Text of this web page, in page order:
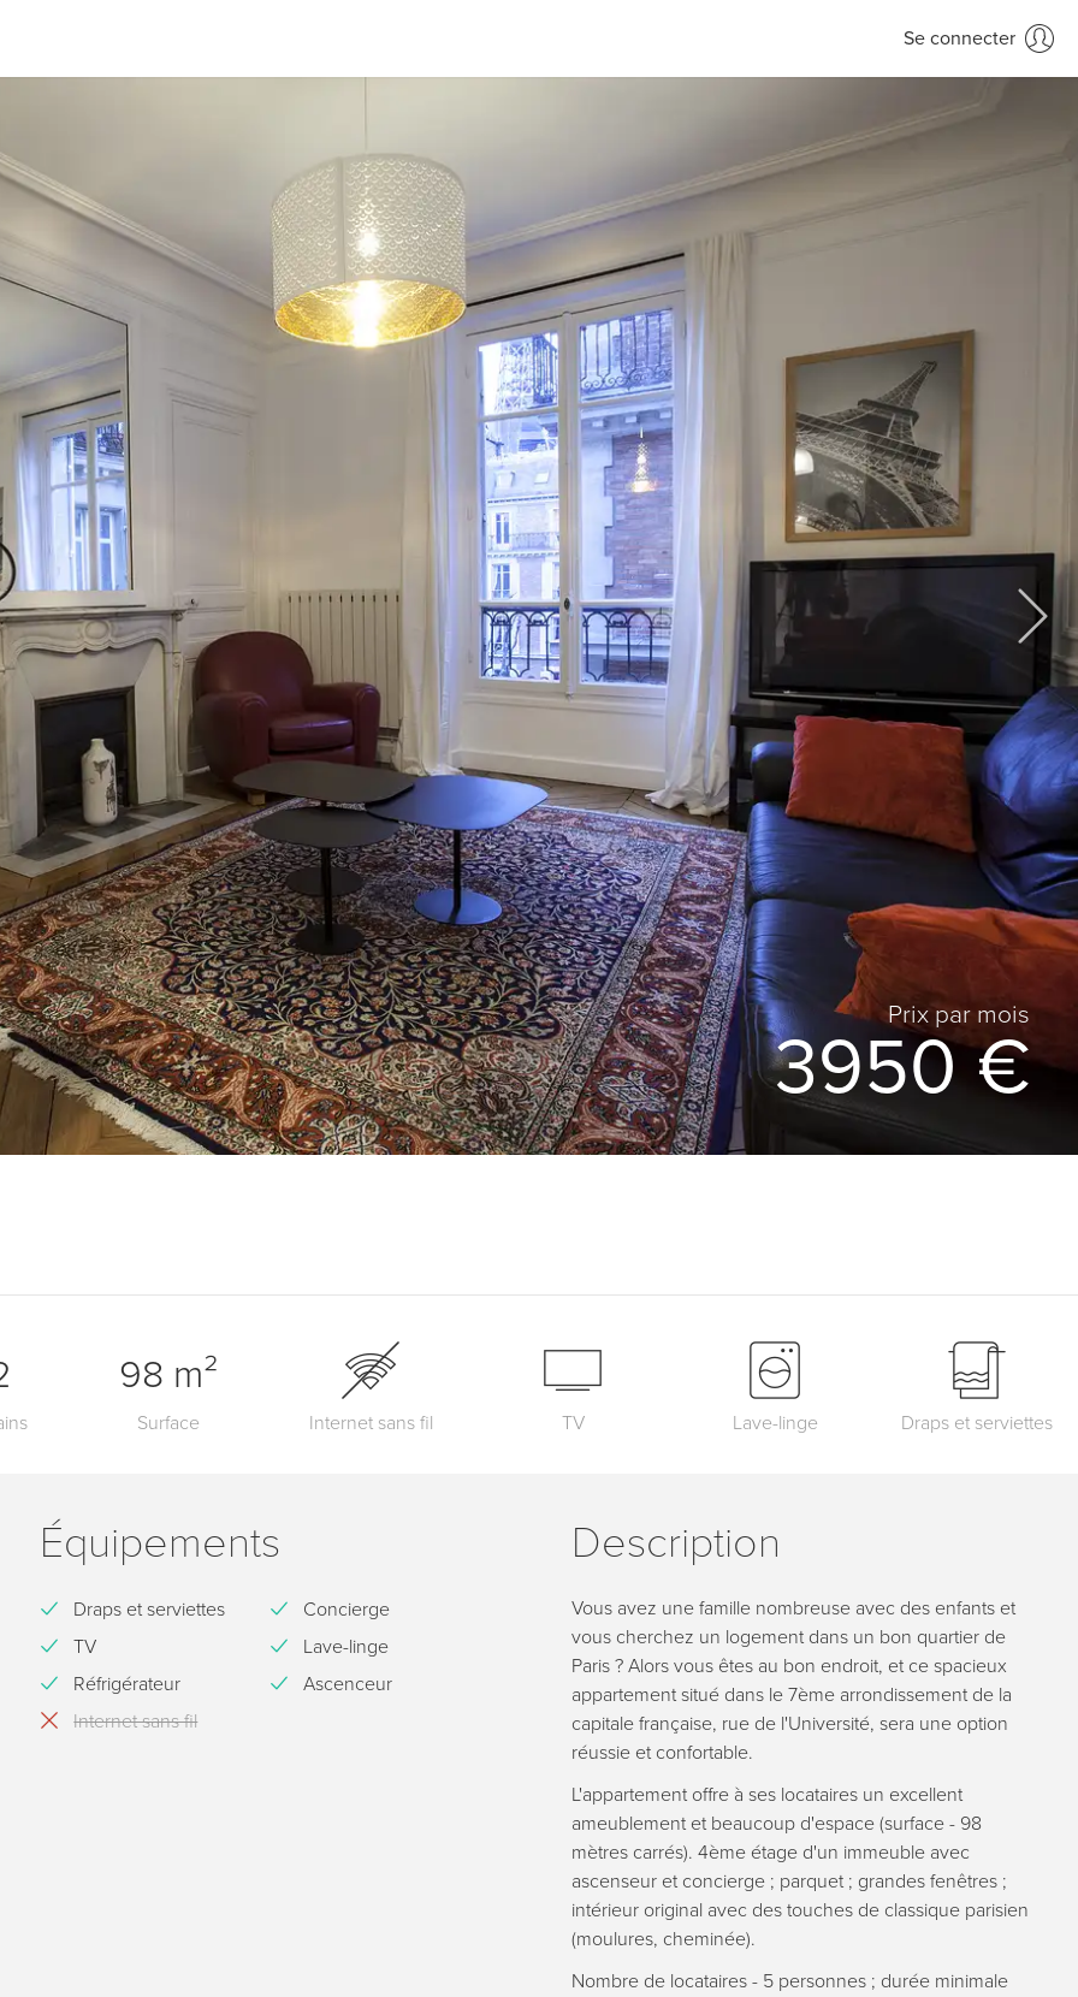
Se connecter
Prix ​​par mois
3950 €
Surface
98 m²
Internet sans fil TV Lave-linge Draps et serviettes
Équipements
Draps et serviettes
Concierge
TV
Lave-linge
Réfrigérateur
Ascenceur
Internet sans fil
Description
Vous avez une famille nombreuse avec des enfants et
vous cherchez un logement dans un bon quartier de
Paris ? Alors vous êtes au bon endroit, et ce spacieux
appartement situé dans le 7ème arrondissement de la
capitale française, rue de l'Université, sera une option
réussie et confortable.
L'appartement offre à ses locataires un excellent
ameublement et beaucoup d'espace (surface - 98
mètres carrés). 4ème étage d'un immeuble avec
ascenseur et concierge ; parquet ; grandes fenêtres ;
intérieur original avec des touches de classique parisien
(moulures, cheminée).
Nombre de locataires - 5 personnes ; durée minimale